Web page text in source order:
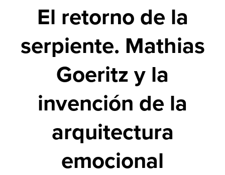
El retorno de la
serpiente. Mathias
Goeritz y la
invención de la
arquitectura
emocional